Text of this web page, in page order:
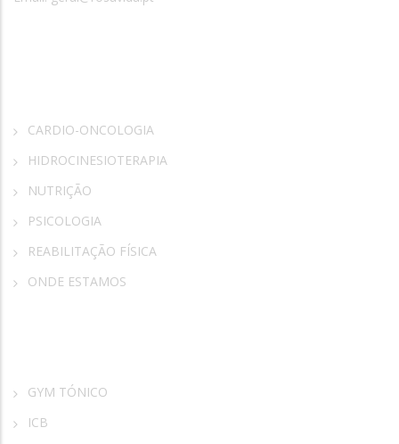
CARDIO-ONCOLOGIA
HIDROCINESIOTERAPIA
NUTRIÇÃO
PSICOLOGIA
REABILITAÇÃO FÍSICA
ONDE ESTAMOS
GYM TÓNICO
ICB